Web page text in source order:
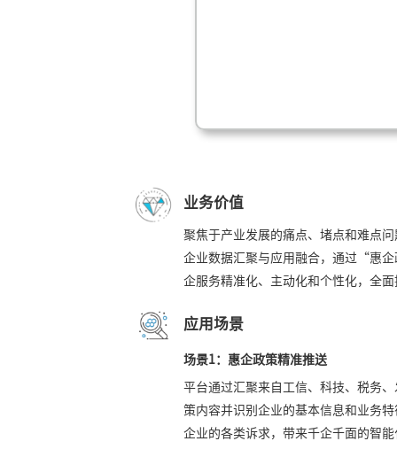
业务价值
聚焦于产业发展的痛点、堵点和难点
企业数据汇聚与应用融合，通过“惠
企服务精准化、主动化和个性化，全
应用场景
场景1： 惠企政策精准推送
平台通过汇聚来自工信、科技、税务
策内容并识别企业的基本信息和业务
企业的各类诉求，带来千企千面的智